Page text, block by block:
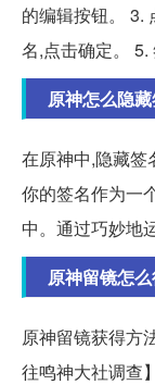
的编辑按钮。 3.
名,点击确定。 5.
原神怎么隐
在原神中,隐藏签
你的签名作为一
中。通过巧妙地
原神留镜怎
原神留镜获得方
往鸣神大社调查